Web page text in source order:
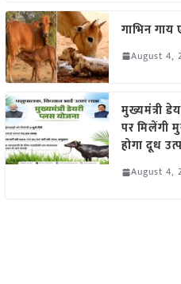
गाभिन
August 4,
मुख्यमंत्री
पर मिलेंगी
होगा दूध
August 4,